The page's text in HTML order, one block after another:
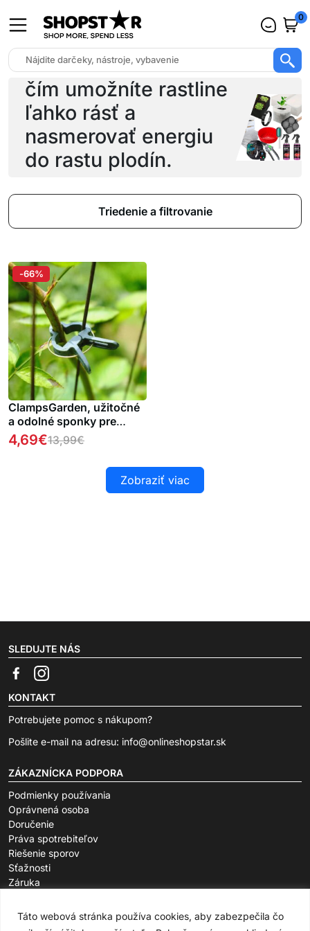
Táto webová stránka používa cookies, aby zabezpečila čo
0
čím umožníte rastline
ľahko rásť a
nasmerovať energiu
do rastu plodín.
Triedenie a filtrovanie
ClampsGarden, užitočné
a odolné sponky pre
rôzne rastliny vonku aj
vnútri (20 ks)
4,69€13,99€
-66%
Zobraziť viac
SLEDUJTE NÁS
KONTAKT
Potrebujete pomoc s nákupom?
Pošlite e-mail na adresu: info@onlineshopstar.sk
ZÁKAZNÍCKA PODPORA
Podmienky používania
Oprávnená osoba
Doručenie
Práva spotrebiteľov
Riešenie sporov
Sťažnosti
Záruka